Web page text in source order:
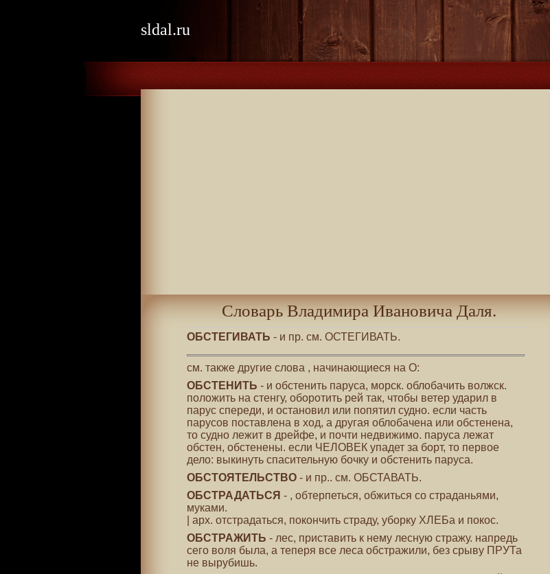
sldal.ru
Словарь Владимира Ивановича Даля.
ОБСТЕГИВАТЬ - и пр. см. ОСТЕГИВАТЬ.
см. также другие слова , начинающиеся на О:
ОБСТЕНИТЬ - и обстенить паруса, морск. облобачить волжск.
положить на стенгу, оборотить рей так, чтобы ветер ударил в
парус спереди, и остановил или попятил судно. если часть
парусов поставлена в ход, а другая облобачена или обстенена,
то судно лежит в дрейфе, и почти недвижимо. паруса лежат
обстен, обстенены. если ЧЕЛОВЕК упадет за борт, то первое
дело: выкинуть спасительную бочку и обстенить паруса.
ОБСТОЯТЕЛЬСТВО- и пр.. см. ОБСТАВАТЬ.
ОБСТРАДАТЬСЯ - , обтерпеться, обжиться со страданьями,
муками.
| арх. отстрадаться, покончить страду, уборку ХЛЕБа и покос.
ОБСТРАЖИТЬ - лес, приставить к нему лесную стражу. напредь
сего воля была, а теперя все леса обстражили, без срыву ПРУТа
не вырубишь.